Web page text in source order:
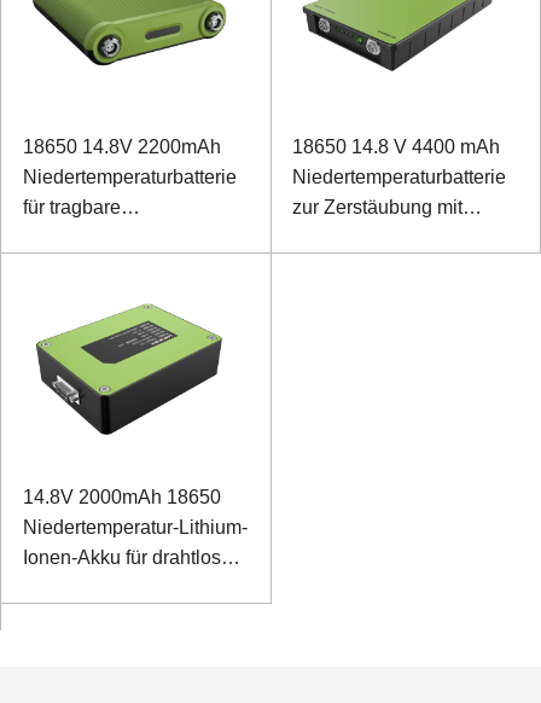
18650 14.8V 2200mAh
Niedertemperaturbatterie
für tragbare
18650 14.8 V 4400 mAh
Niedertemperaturbatterie
zur Zerstäubung mit
14.8V 2000mAh 18650
Niedertemperatur-Lithium-
Ionen-Akku für drahtlosen